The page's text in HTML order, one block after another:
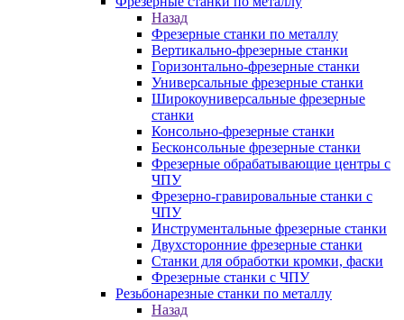
Назад
Фрезерные станки по металлу
Вертикально-фрезерные станки
Горизонтально-фрезерные станки
Универсальные фрезерные станки
Широкоуниверсальные фрезерные
станки
Консольно-фрезерные станки
Бесконсольные фрезерные станки
Фрезерные обрабатывающие центры с
ЧПУ
Фрезерно-гравировальные станки с
ЧПУ
Инструментальные фрезерные станки
Двухсторонние фрезерные станки
Станки для обработки кромки, фаски
Фрезерные станки с ЧПУ
Резьбонарезные станки по металлу
Назад